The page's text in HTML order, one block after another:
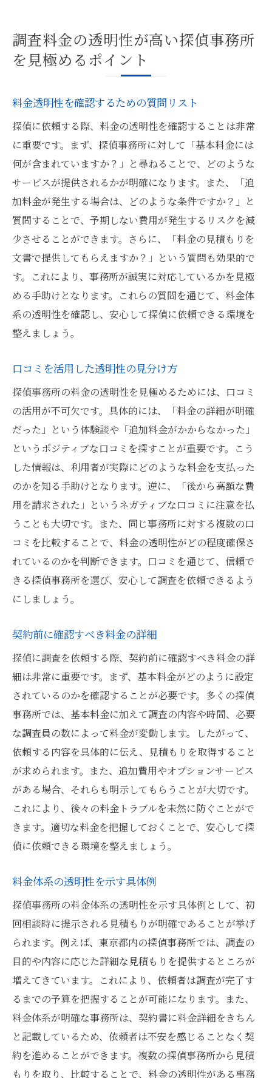
調査料金の透明性が高い探偵事務所
を見極めるポイント
料金透明性を確認するための質問リスト
探偵に依頼する際、料金の透明性を確認することは非常
に重要です。まず、探偵事務所に対して「基本料金には
何が含まれていますか？」と尋ねることで、どのような
サービスが提供されるかが明確になります。また、「追
加料金が発生する場合は、どのような条件ですか？」と
質問することで、予期しない費用が発生するリスクを減
少させることができます。さらに、「料金の見積もりを
文書で提供してもらえますか？」という質問も効果的で
す。これにより、事務所が誠実に対応しているかを見極
める手助けとなります。これらの質問を通じて、料金体
系の透明性を確認し、安心して探偵に依頼できる環境を
整えましょう。
口コミを活用した透明性の見分け方
探偵事務所の料金の透明性を見極めるためには、口コミ
の活用が不可欠です。具体的には、「料金の詳細が明確
だった」という体験談や「追加料金がかからなかった」
というポジティブな口コミを探すことが重要です。こう
した情報は、利用者が実際にどのような料金を支払った
のかを知る手助けとなります。逆に、「後から高額な費
用を請求された」というネガティブな口コミに注意を払
うことも大切です。また、同じ事務所に対する複数の口
コミを比較することで、料金の透明性がどの程度確保さ
れているのかを判断できます。口コミを通じて、信頼で
きる探偵事務所を選び、安心して調査を依頼できるよう
にしましょう。
契約前に確認すべき料金の詳細
探偵に調査を依頼する際、契約前に確認すべき料金の詳
細は非常に重要です。まず、基本料金がどのように設定
されているのかを確認することが必要です。多くの探偵
事務所では、基本料金に加えて調査の内容や時間、必要
な調査員の数によって料金が変動します。したがって、
依頼する内容を具体的に伝え、見積もりを取得すること
が求められます。また、追加費用やオプションサービス
がある場合、それらも明示してもらうことが大切です。
これにより、後々の料金トラブルを未然に防ぐことがで
きます。適切な料金を把握しておくことで、安心して探
偵に依頼できる環境を整えましょう。
料金体系の透明性を示す具体例
探偵事務所の料金体系の透明性を示す具体例として、初
回相談時に提示される見積もりが明確であることが挙げ
られます。例えば、東京都内の探偵事務所では、調査の
目的や内容に応じた詳細な見積もりを提供するところが
増えてきています。これにより、依頼者は調査が完了す
るまでの予算を把握することが可能になります。また、
料金体系が明確な事務所は、契約書に料金詳細をきちん
と記載しているため、依頼者は不安を感じることなく契
約を進めることができます。複数の探偵事務所から見積
もりを取り、比較することで、料金の透明性がある事務